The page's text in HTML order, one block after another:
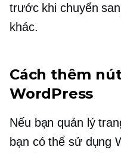
trước khi chuyển
khác.
Cách thêm
WordPress
Nếu bạn quản lý
bạn có thể sử dụng